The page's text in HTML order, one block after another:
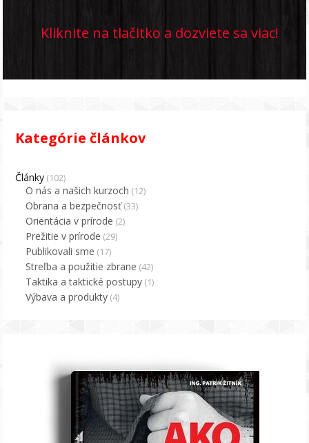
Kliknite na tlačitko a dozviete sa viac!
Kategórie článkov
Články (102)
O nás a našich kurzoch (12)
Obrana a bezpečnosť(33)
Orientácia v prírode (2)
Prežitie v prírode (29)
Publikovali sme (17)
Streľba a použitie zbrane (42)
Taktika a taktické postupy (1)
Výbava a produkty (4)